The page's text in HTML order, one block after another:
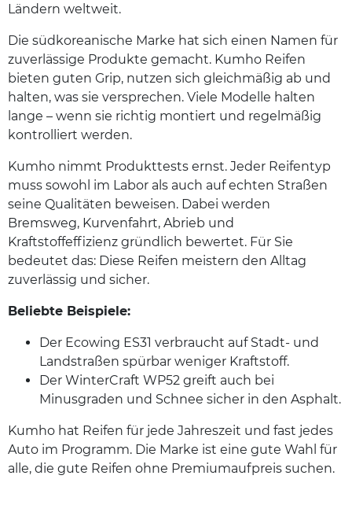
Ländern weltweit.
Die südkoreanische Marke hat sich einen Namen für
zuverlässige Produkte gemacht. Kumho Reifen
bieten guten Grip, nutzen sich gleichmäßig ab und
halten, was sie versprechen. Viele Modelle halten
lange – wenn sie richtig montiert und regelmäßig
kontrolliert werden.
Kumho nimmt Produkttests ernst. Jeder Reifentyp
muss sowohl im Labor als auch auf echten Straßen
seine Qualitäten beweisen. Dabei werden
Bremsweg, Kurvenfahrt, Abrieb und
Kraftstoffeffizienz gründlich bewertet. Für Sie
bedeutet das: Diese Reifen meistern den Alltag
zuverlässig und sicher.
Beliebte Beispiele:
Der Ecowing ES31 verbraucht auf Stadt- und
Landstraßen spürbar weniger Kraftstoff.
Der WinterCraft WP52 greift auch bei
Minusgraden und Schnee sicher in den Asphalt.
Kumho hat Reifen für jede Jahreszeit und fast jedes
Auto im Programm. Die Marke ist eine gute Wahl für
alle, die gute Reifen ohne Premiumaufpreis suchen.